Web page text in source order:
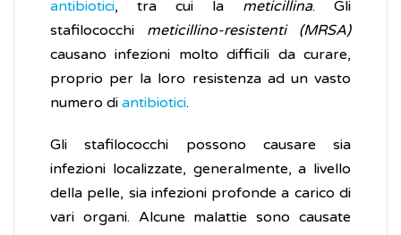
antibiotici, tra cui la meticillina. Gli
stafilococchi meticillino-resistenti (MRSA)
causano infezioni molto difficili da curare,
proprio per la loro resistenza ad un vasto
numero di antibiotici.
Gli stafilococchi possono causare sia
infezioni localizzate, generalmente, a livello
della pelle, sia infezioni profonde a carico di
vari organi. Alcune malattie sono causate